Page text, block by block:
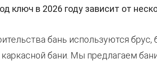
ключ в 2026 году зависит от
бань используются
бани. Мы предлагаем